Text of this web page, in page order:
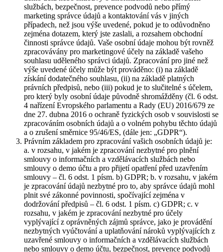
službách, bezpečnost, prevence podvodů nebo přímý
marketing správce údajů a kontaktování vás v jiných
případech, než jsou výše uvedené, pokud je to odůvodněno
zejména dotazem, který jste zaslali, a rozsahem obchodní
činnosti správce údajů. Vaše osobní údaje mohou být rovněž
zpracovávány pro marketingové účely na základě vašeho
souhlasu uděleného správci údajů. Zpracování pro jiné než
výše uvedené účely může být prováděno: (i) na základě
získání dodatečného souhlasu, (ii) na základě platných
právních předpisů, nebo (iii) pokud je to slučitelné s účelem,
pro který byly osobní údaje původně shromážděny (čl. 6 odst.
4 nařízení Evropského parlamentu a Rady (EU) 2016/679 ze
dne 27. dubna 2016 o ochraně fyzických osob v souvislosti se
zpracováním osobních údajů a o volném pohybu těchto údajů
a o zrušení směrnice 95/46/ES, (dále jen: „GDPR“).
Právním základem pro zpracování vašich osobních údajů je:
a. v rozsahu, v jakém je zpracování nezbytné pro plnění
smlouvy o informačních a vzdělávacích službách nebo
smlouvy o demo účtu a pro přijetí opatření před uzavřením
smlouvy – čl. 6 odst. 1 písm. b) GDPR; b. v rozsahu, v jakém
je zpracování údajů nezbytné pro to, aby správce údajů mohl
plnit své zákonné povinnosti, spočívající zejména v
dodržování předpisů – čl. 6 odst. 1 písm. c) GDPR; c. v
rozsahu, v jakém je zpracování nezbytné pro účely
vyplývající z oprávněných zájmů správce, jako je provádění
nezbytných vyúčtování a uplatňování nároků vyplývajících z
uzavřené smlouvy o informačních a vzdělávacích službách
nebo smlouvy o demo účtu, bezpečnost, prevence podvodů